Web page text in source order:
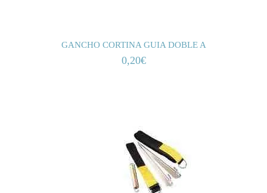
GANCHO CORTINA GUIA DOBLE A
0,20€